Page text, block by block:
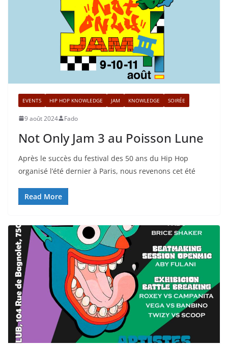
EVENTS HIP HOP KNOWLEDGE JAM KNOWLEDGE SOIRÉE
9 août 2024 Fado
Not Only Jam 3 au Poisson Lune
Après le succès du festival des 50 ans du Hip Hop
organisé l’été dernier à Paris, nous revenons cet été
Read More